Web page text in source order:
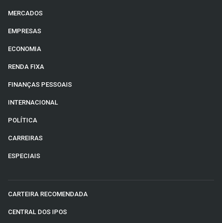
MERCADOS
EMPRESAS
ECONOMIA
RENDA FIXA
FINANÇAS PESSOAIS
INTERNACIONAL
POLÍTICA
CARREIRAS
ESPECIAIS
CARTEIRA RECOMENDADA
CENTRAL DOS IPOS